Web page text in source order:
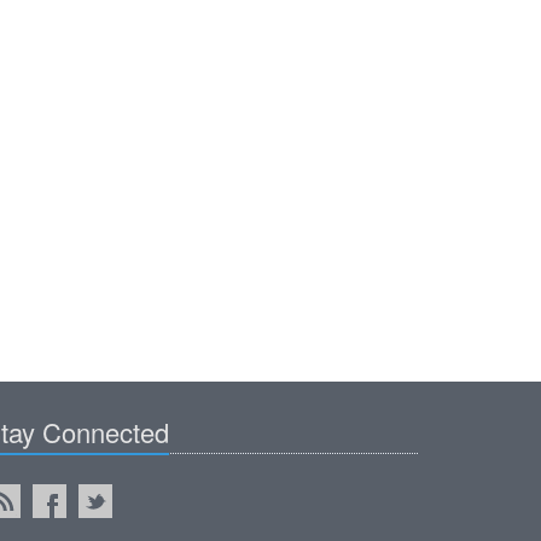
Connected